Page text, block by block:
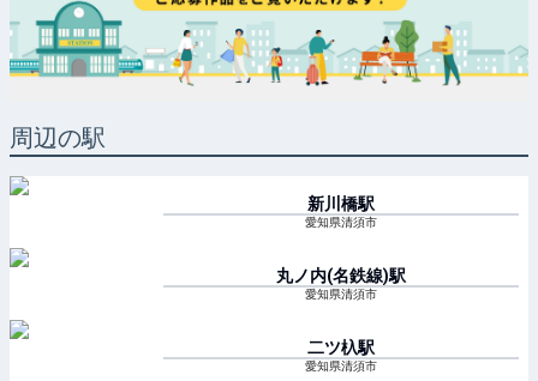
周辺の駅
新川橋駅
愛知県清須市
丸ノ内(名鉄線)駅
愛知県清須市
二ツ杁駅
愛知県清須市